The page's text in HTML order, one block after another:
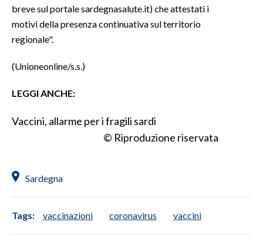
breve sul portale sardegnasalute.it) che attestati i
motivi della presenza continuativa sul territorio
regionale".
(Unioneonline/s.s.)
LEGGI ANCHE:
Vaccini, allarme per i fragili sardi
© Riproduzione riservata
Sardegna
Tags: vaccinazioni coronavirus vaccini